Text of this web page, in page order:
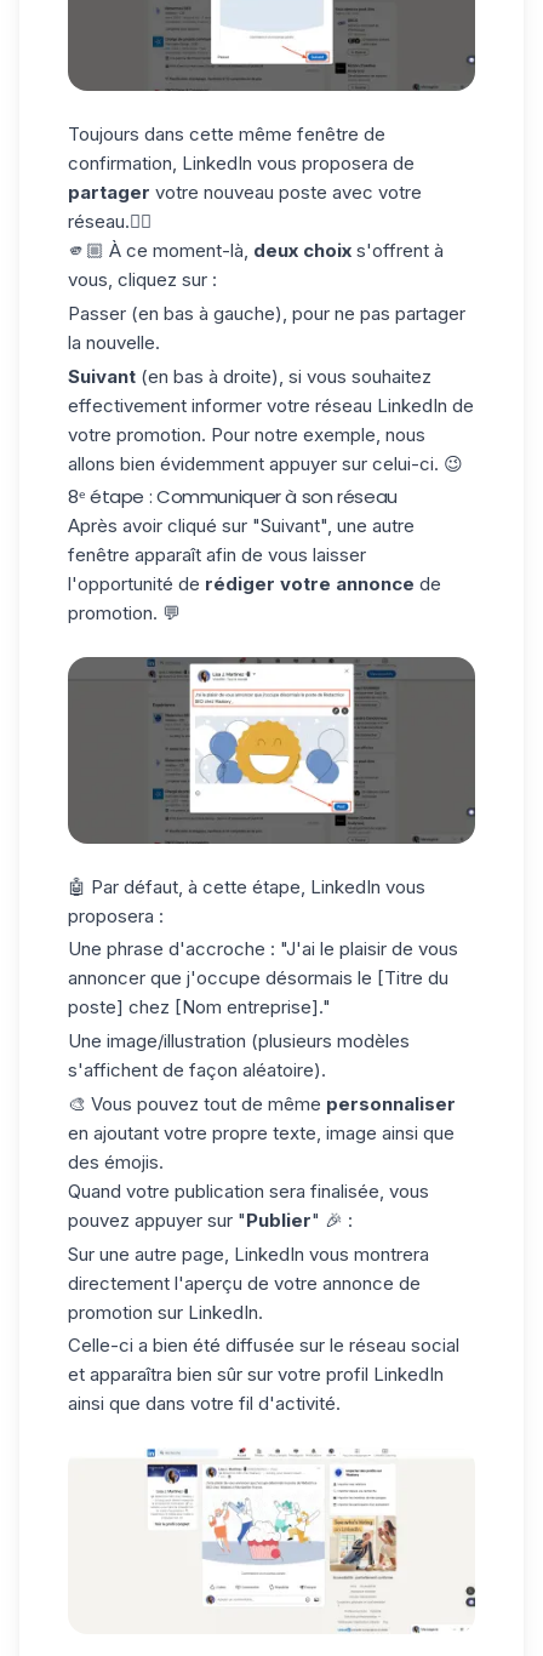
Toujours dans cette même fenêtre de
confirmation, LinkedIn vous proposera de
partager votre nouveau poste avec votre
réseau.☝🏼
🫵🏼 À ce moment-là, deux choix s'offrent à
vous, cliquez sur :
Passer (en bas à gauche), pour ne pas partager
la nouvelle.
Suivant (en bas à droite), si vous souhaitez
effectivement informer votre réseau LinkedIn de
votre promotion. Pour notre exemple, nous
allons bien évidemment appuyer sur celui-ci. 😉
8ᵉ étape : Communiquer à son réseau
Après avoir cliqué sur "Suivant", une autre
fenêtre apparaît afin de vous laisser
l'opportunité de rédiger votre annonce de
promotion. 💬
🤖 Par défaut, à cette étape, LinkedIn vous
proposera :
Une phrase d'accroche : "J'ai le plaisir de vous
annoncer que j'occupe désormais le [Titre du
poste] chez [Nom entreprise]."
Une image/illustration (plusieurs modèles
s'affichent de façon aléatoire).
🎨 Vous pouvez tout de même personnaliser
en ajoutant votre propre texte, image ainsi que
des émojis.
Quand votre publication sera finalisée, vous
pouvez appuyer sur "Publier" 🎉 :
Sur une autre page, LinkedIn vous montrera
directement l'aperçu de votre annonce de
promotion sur LinkedIn.
Celle-ci a bien été diffusée sur le réseau social
et apparaîtra bien sûr sur votre profil LinkedIn
ainsi que dans votre fil d'activité.